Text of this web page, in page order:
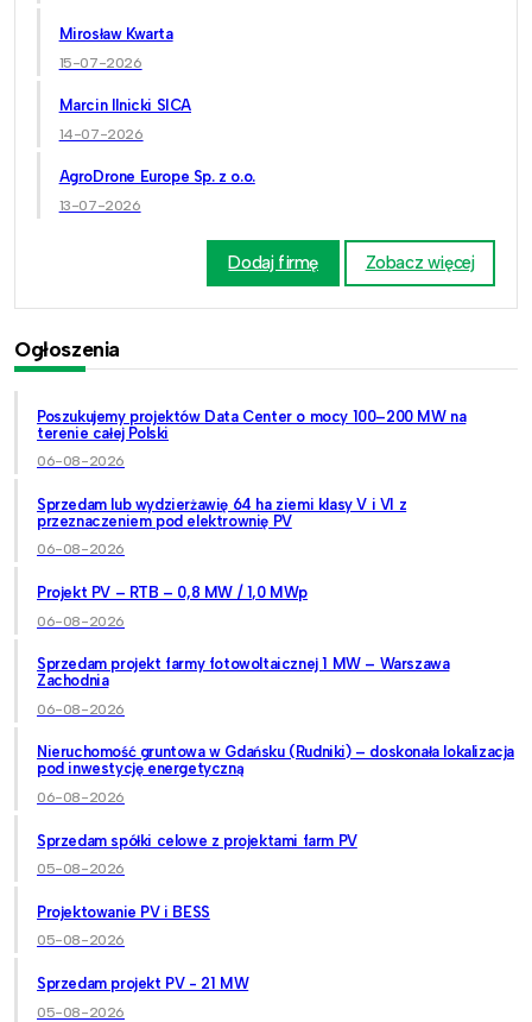
Mirosław Kwarta
15-07-2026
Marcin Ilnicki SICA
14-07-2026
AgroDrone Europe Sp. z o.o.
13-07-2026
Dodaj firmę Zobacz więcej
Ogłoszenia
Poszukujemy projektów Data Center o mocy 100–200 MW na
terenie całej Polski
06-08-2026
Sprzedam lub wydzierżawię 64 ha ziemi klasy V i VI z
przeznaczeniem pod elektrownię PV
06-08-2026
Projekt PV – RTB – 0,8 MW / 1,0 MWp
06-08-2026
Sprzedam projekt farmy fotowoltaicznej 1 MW – Warszawa
Zachodnia
06-08-2026
Nieruchomość gruntowa w Gdańsku (Rudniki) – doskonała lokalizacja
pod inwestycję energetyczną
06-08-2026
Sprzedam spółki celowe z projektami farm PV
05-08-2026
Projektowanie PV i BESS
05-08-2026
Sprzedam projekt PV - 21 MW
05-08-2026